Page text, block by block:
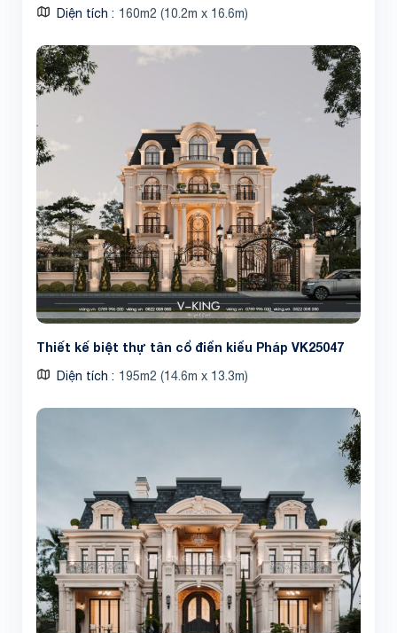
Diện tích 160m2 (10.2m x 16.6m)
Thiết kế biệt thự tân cổ điển kiểu Pháp VK25047
Diện tích 195m2 (14.6m x 13.3m)